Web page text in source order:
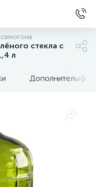
стекла с
л
Дополнительные